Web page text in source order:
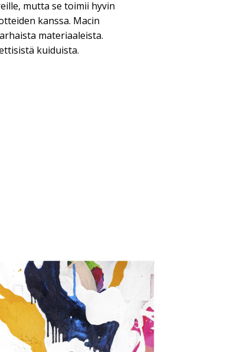
mutta se toimii hyvin
kanssa. Macin
materiaaleista.
kuiduista.